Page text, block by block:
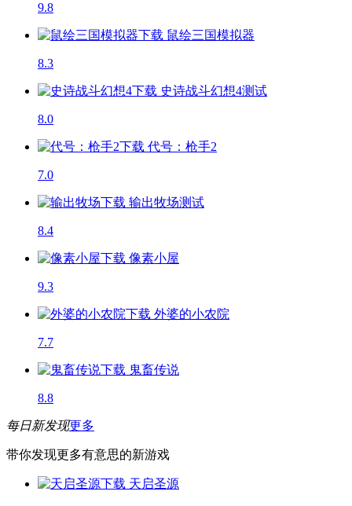
9.8
鼠绘三国模拟器
8.3
史诗战斗幻想4测试
8.0
代号：枪手2
7.0
输出牧场测试
8.4
像素小屋
9.3
外婆的小农院
7.7
鬼畜传说
8.8
每日新发现更多
带你发现更多有意思的新游戏
天启圣源